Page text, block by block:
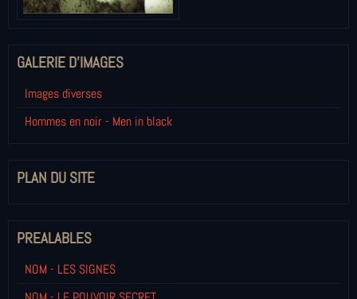
GALERIE D'IMAGES
Images diverses
Hommes en noir - Men in black
PLAN DU SITE
PREALABLES
NOM - LES SIGNES